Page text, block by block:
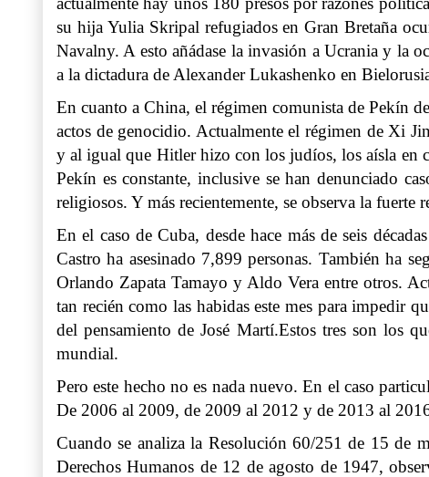
su hija Yulia Skripal refugiados en Gran Bretaña
Navalny. A esto añádase la invasión a Ucrania y la
a la dictadura de Alexander Lukashenko en
En cuanto a China, el régimen comunista de Pekín
actos de genocidio. Actualmente el régimen de Xi
y al igual que Hitler hizo con los judíos, los aísla en
Pekín es constante, inclusive se han denunciado
religiosos. Y más recientemente, se observa la
En el caso de Cuba, desde hace más de seis
Castro ha asesinado 7,899 personas. También ha
Orlando Zapata Tamayo y Aldo Vera entre otros.
tan recién como las habidas este mes para impedir
del pensamiento de José Martí.Estos tres son los
mundial.
Pero este hecho no es nada nuevo. En el caso
De 2006 al 2009, de 2009 al 2012 y de 2013 al
Cuando se analiza la Resolución 60/251 de 15 de
Derechos Humanos de 12 de agosto de 1947,